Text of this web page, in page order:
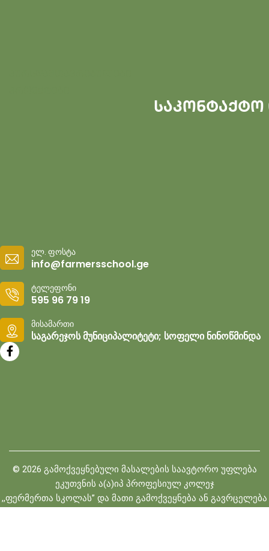
საკონტაქტო
ელ. ფოსტა
info@farmersschool.ge
ტელეფონი
595 96 79 19
მისამართი
საგარეჯოს მუნიციპალიტეტი; სოფელი ნინოწმინდა
© 2026 გამოქვეყნებული მასალების საავტორო უფლება
ეკუთვნის ა(ა)იპ პროფესიულ კოლეჯ
,,ფერმერთა სკოლას” და მათი გამოქვეყნება ან გავრცელება